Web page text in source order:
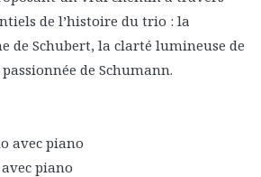
de l’histoire du trio : la
de Schubert, la clarté lumineuse de
de Schumann.
avec piano
piano